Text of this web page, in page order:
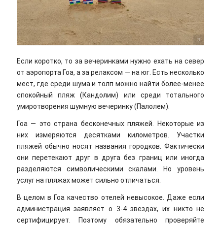
Dipti Goyal/unsplash
Если коротко, то за вечеринками нужно ехать на север
от аэропорта Гоа, а за релаксом — на юг. Есть несколько
мест, где среди шума и толп можно найти более-менее
спокойный пляж (Кандолим) или среди тотального
умиротворения шумную вечеринку (Палолем).
Гоа — это страна бесконечных пляжей. Некоторые из
них измеряются десятками километров. Участки
пляжей обычно носят названия городков. Фактически
они перетекают друг в друга без границ или иногда
разделяются символическими скалами. Но уровень
услуг на пляжах может сильно отличаться.
В целом в Гоа качество отелей невысокое. Даже если
администрация заявляет о 3-4 звездах, их никто не
сертифицирует. Поэтому обязательно проверяйте